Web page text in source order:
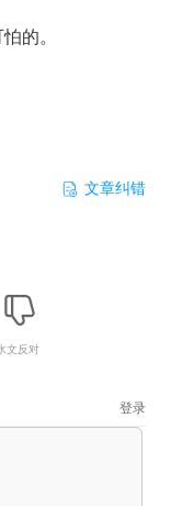
的。
文章纠错
文反对
登录